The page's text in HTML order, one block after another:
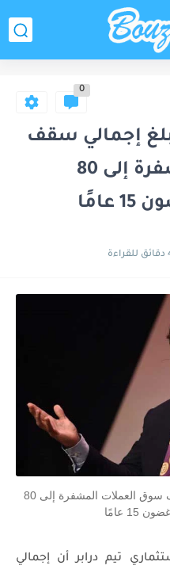
0
إجمالي سقف
سوق العملات المشفرة إلى 80
يتوقع تيم درابر أن يبلغ إجمالي سقف سوق العملات المشفرة إلى 80
عامًا
تيم درابر أن إجمالي